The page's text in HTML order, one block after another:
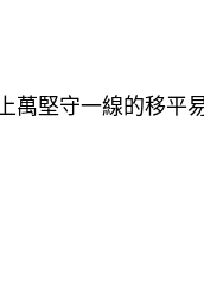
萬堅守一線的移平